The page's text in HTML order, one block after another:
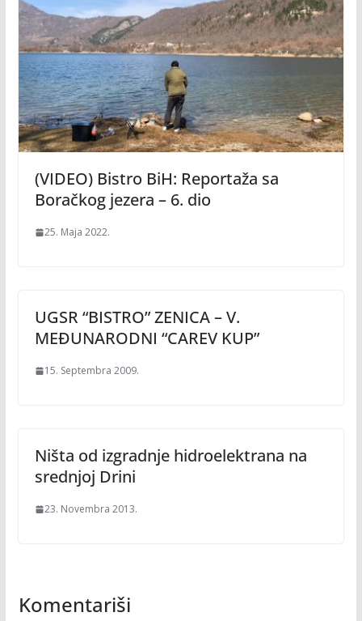
(VIDEO) Bistro BiH: Reportaža sa
Boračkog jezera – 6. dio
25. Maja 2022.
UGSR “BISTRO” ZENICA – V.
MEĐUNARODNI “CAREV KUP”
15. Septembra 2009.
Ništa od izgradnje hidroelektrana na
srednjoj Drini
23. Novembra 2013.
Komentariši